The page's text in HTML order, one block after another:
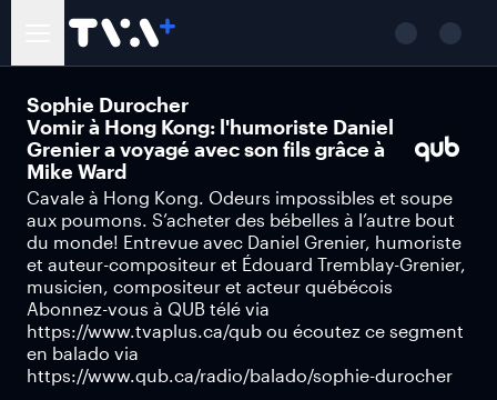
Sophie Durocher
Vomir à Hong Kong: l'humoriste Daniel
Grenier a voyagé avec son fils grâce à
Mike Ward
Cavale à Hong Kong. Odeurs impossibles et soupe
aux poumons. S’acheter des bébelles à l’autre bout
du monde! Entrevue avec Daniel Grenier, humoriste
et auteur-compositeur et Édouard Tremblay-Grenier,
musicien, compositeur et acteur québécois
Abonnez-vous à QUB télé via
https://www.tvaplus.ca/qub ou écoutez ce segment
en balado via
https://www.qub.ca/radio/balado/sophie-durocher